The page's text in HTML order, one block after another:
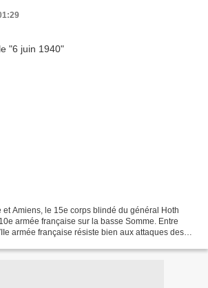
et Amiens, le 15e corps blindé du général Hoth
armée française sur la basse Somme. Entre
armée française résiste bien aux attaques des